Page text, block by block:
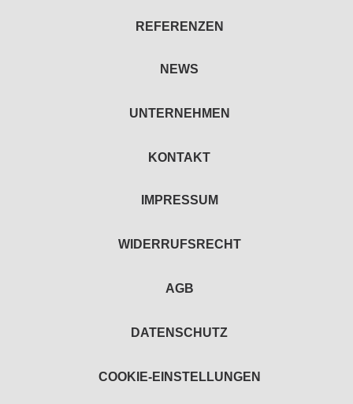
REFERENZEN
NEWS
UNTERNEHMEN
KONTAKT
IMPRESSUM
WIDERRUFSRECHT
AGB
DATENSCHUTZ
COOKIE-EINSTELLUNGEN